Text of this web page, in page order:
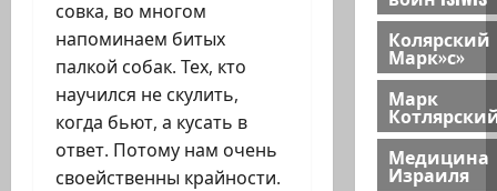
совка, во многом
напоминаем битых
палкой собак. Тех, кто
научился не скулить,
когда бьют, а кусать в
ответ. Потому нам очень
своейственны крайности.
Колярский
Марк»с»
Марк
Медицина
Израиля